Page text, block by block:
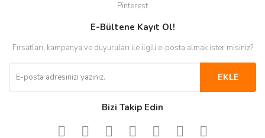
Pinterest
E-Bültene Kayıt Ol!
Fırsatları, kampanya ve duyuruları ile ilgili e-posta almak ister misiniz?
EKLE
Bizi Takip Edin